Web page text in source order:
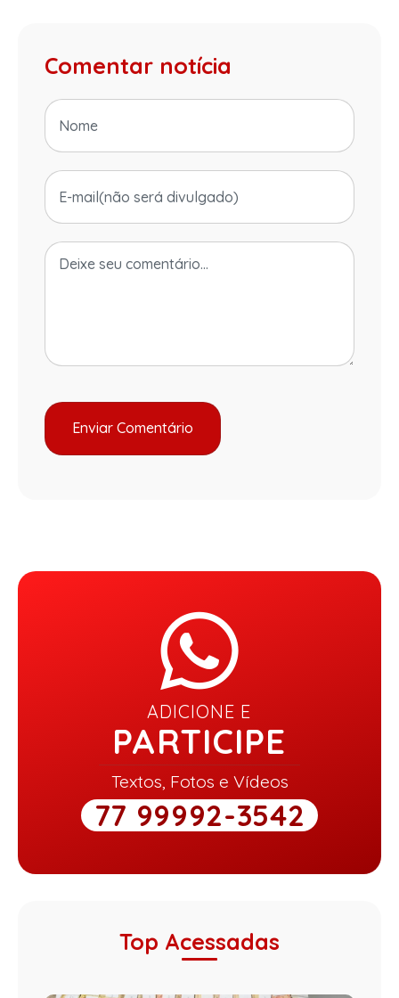
Comentar notícia
ADICIONE E
PARTICIPE
Textos, Fotos e Vídeos
77 99992-3542
Top Acessadas